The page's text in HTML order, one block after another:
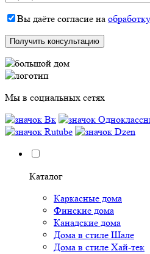
Вы даёте согласие на
Мы в социальных сетях
Каталог
Каркасные дома
Финские дома
Канадские дома
Дома в стиле Шале
Дома в стиле Хай-тек